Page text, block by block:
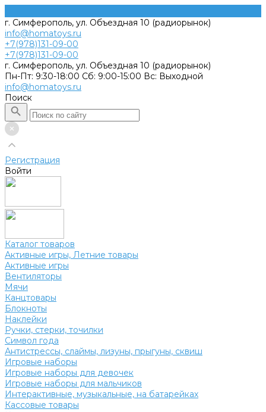
г. Симферополь, ул. Объездная 10 (радиорынок)
info@homatoys.ru
+7(978)131-09-00
+7(978)131-09-00
г. Симферополь, ул. Объездная 10 (радиорынок)
Пн-Пт: 9:30-18:00 Cб: 9:00-15:00 Вс: Выходной
info@homatoys.ru
Поиск
Регистрация
Войти
Каталог товаров
Активные игры, Летние товары
Активные игры
Вентиляторы
Мячи
Канцтовары
Блокноты
Наклейки
Ручки, стерки, точилки
Символ года
Антистрессы, слаймы, лизуны, прыгуны, сквиш
Игровые наборы
Игровые наборы для девочек
Игровые наборы для мальчиков
Интерактивные, музыкальные, на батарейках
Кассовые товары